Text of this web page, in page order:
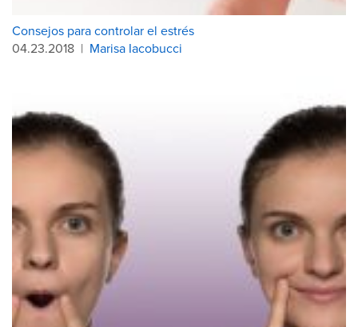
Consejos para controlar el estrés
04.23.2018 | Marisa Iacobucci